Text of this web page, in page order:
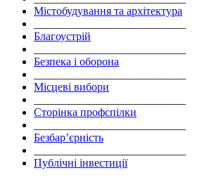
Містобудування та архітектура
Благоустрій
Безпека і оборона
Місцеві вибори
Сторінка профспілки
Безбар’єрність
Публічні інвестиції